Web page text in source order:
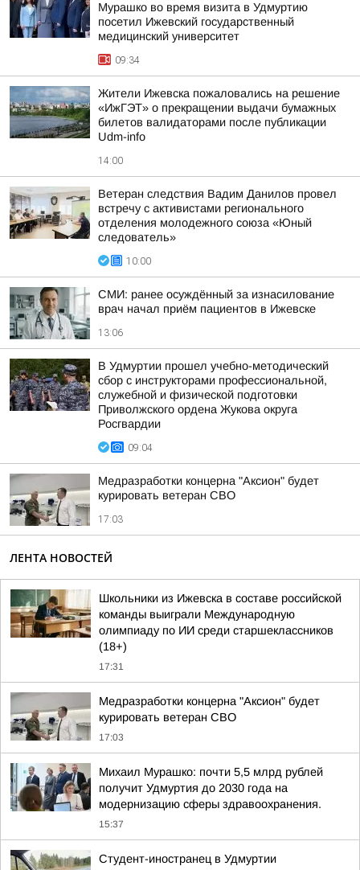
Мурашко во время визита в Удмуртию
посетил Ижевский государственный
медицинский университет
09:34
Жители Ижевска пожаловались на решение
«ИжГЭТ» о прекращении выдачи бумажных
билетов валидаторами после публикации
Udm-info
14:00
Ветеран следствия Вадим Данилов провел
встречу с активистами регионального
отделения молодежного союза «Юный
следователь»
10:00
СМИ: ранее осуждённый за изнасилование
врач начал приём пациентов в Ижевске
13:06
В Удмуртии прошел учебно-методический
сбор с инструкторами профессиональной,
служебной и физической подготовки
Приволжского ордена Жукова округа
Росгвардии
09:04
Медразработки концерна "Аксион" будет
курировать ветеран СВО
17:03
ЛЕНТА НОВОСТЕЙ
Школьники из Ижевска в составе российской
команды выиграли Международную
олимпиаду по ИИ среди старшеклассников
(18+)
17:31
Медразработки концерна "Аксион" будет
курировать ветеран СВО
17:03
Михаил Мурашко: почти 5,5 млрд рублей
получит Удмуртия до 2030 года на
модернизацию сферы здравоохранения.
15:37
Студент-иностранец в Удмуртии